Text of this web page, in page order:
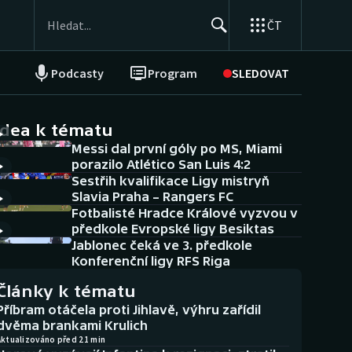
ČT
Podcasty Program SLEDOVAT
NEPŘEHLÉDNĚTE
Historické návraty
Aplikace ČT sport
AZ kvíz
k tématu
Messi dal první góly po MS, Miami
porazilo Atlético San Luis 4:2
Sestřih kvalifikace Ligy mistryň
Slavia Praha – Rangers FC
Fotbalisté Hradce Králové vyzvou v
předkole Evropské ligy Besiktas
Jablonec čeká ve 3. předkole
Konferenční ligy RFS Riga
k tématu
otáčela proti Jihlavě, výhru zařídil
brankami Krulich
před 21 min